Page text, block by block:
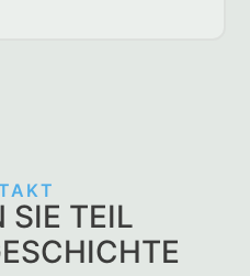
SIE TEIL